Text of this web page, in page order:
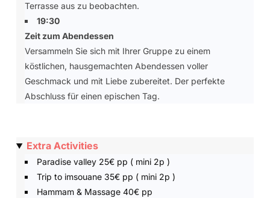
Terrasse aus zu beobachten.
19:30
Zeit zum Abendessen
Versammeln Sie sich mit Ihrer Gruppe zu einem
köstlichen, hausgemachten Abendessen voller
Geschmack und mit Liebe zubereitet. Der perfekte
Abschluss für einen epischen Tag.
Extra Activities
Paradise valley 25€ pp ( mini 2p )
Trip to imsouane 35€ pp ( mini 2p )
Hammam & Massage 40€ pp